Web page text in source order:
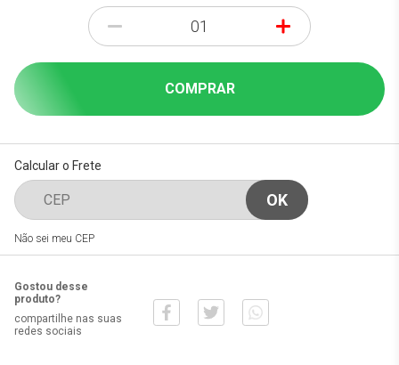
- +
COMPRAR
Calcular o Frete
Não sei meu CEP
Gostou desse
produto?
compartilhe nas suas
redes sociais